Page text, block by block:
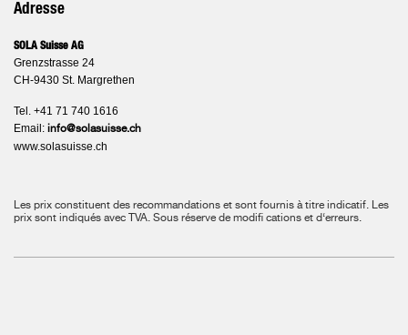
Adresse
SOLA Suisse AG
Grenzstrasse 24
CH-9430 St. Margrethen
Tel. +41 71 740 1616
Email: info@solasuisse.ch
www.solasuisse.ch
Les prix constituent des recommandations et sont fournis à titre indicatif. Les
prix sont indiqués avec TVA. Sous réserve de modifi cations et d‘erreurs.